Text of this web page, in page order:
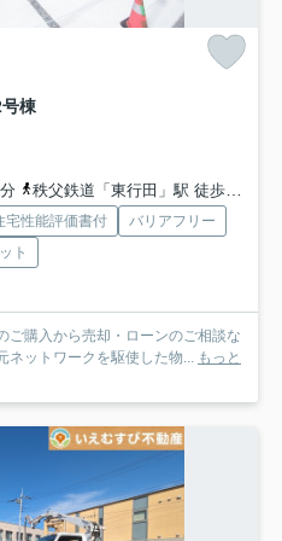
棟
秩父鉄道「東行田」駅 徒歩23分
宅性能評価書付
バリアフリー
ト
ご購入から売却・ローンのご相談な
ネットワークを駆使した物... もっと